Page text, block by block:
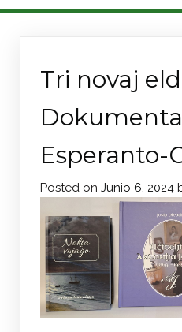
Tri novaj
Dokumenta
Esperanto-
Posted on Junio 6, 2024